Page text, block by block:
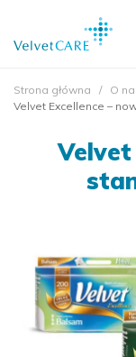
Strona główna O
Velvet Excellence –
Velvet